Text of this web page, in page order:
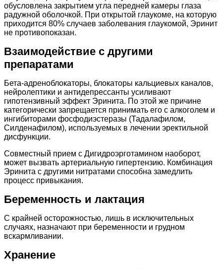
обусловлена закрытием угла передней камеры глаза
радужной оболочкой. При открытой глаукоме, на которую
приходится 80% случаев заболевания глаукомой, Эринит
не противопоказан.
Взаимодействие с другими
препаратами
Бета-адреноблокаторы, блокаторы кальциевых каналов,
нейролептики и антидепрессанты усиливают
гипотензивный эффект Эринита. По этой же причине
категорически запрещается принимать его с алкоголем и
ингибиторами фосфодиэстеразы (Тадалафилом,
Силденафилом), используемых в лечении эректильной
дисфункции.
Совместный прием с Дигидроэрготамином наоборот,
может вызвать артериальную гипертензию. Комбинация
Эринита с другими нитратами способна замедлить
процесс привыкания.
Беременность и лактация
С крайней осторожностью, лишь в исключительных
случаях, назначают при беременности и грудном
вскармливании.
Хранение